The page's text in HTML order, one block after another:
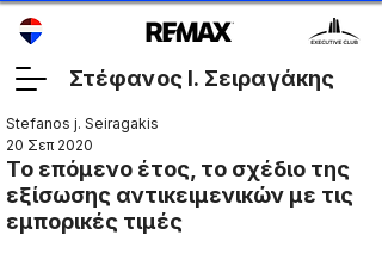
Στέφανος Ι. Σειραγάκης
Το επόμενο έτος, το σχέδιο της
εξίσωσης αντικειμενικών με τις
εμπορικές τιμές
Stefanos j. Seiragakis
20 Σεπ 2020